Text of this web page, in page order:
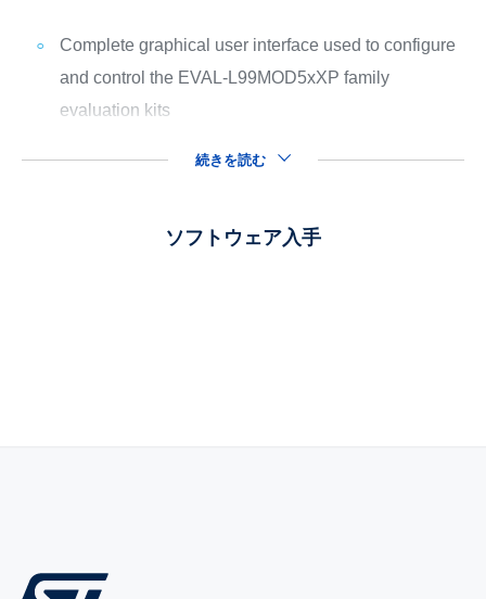
Complete graphical user interface used to configure
and control the EVAL-L99MOD5xXP family
evaluation kits
続きを読む
ソフトウェア入手